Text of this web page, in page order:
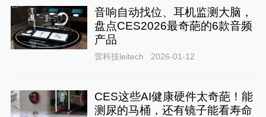
音响自动找位、耳机监测大脑，
盘点CES2026最奇葩的6款音频
产品
雷科技leitech 2026-01-12
CES这些AI健康硬件太奇葩！能
测尿的马桶，还有镜子能看寿命